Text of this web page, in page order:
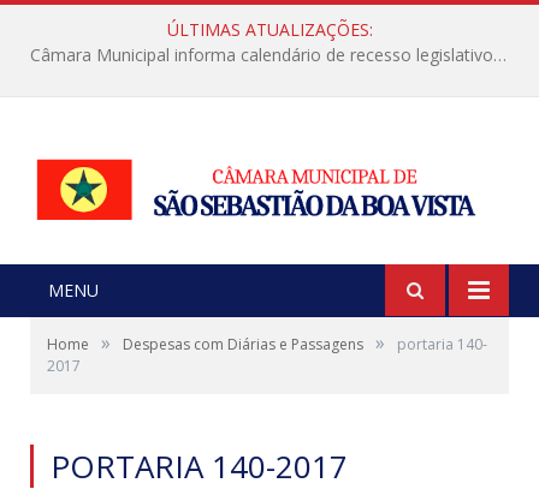
ÚLTIMAS ATUALIZAÇÕES:
Câmara Municipal informa calendário de recesso legislativo de julho
MENU
Home » Despesas com Diárias e Passagens »
portaria 140-
2017
PORTARIA 140-2017